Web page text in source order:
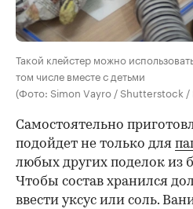
Такой клейстер можно
том числе вместе с детьми
(Фото: Simon Vayro / Shutterstock /
Самостоятельно
подойдет не только для
любых других поделок из
Чтобы состав хранился
ввести уксус или соль.